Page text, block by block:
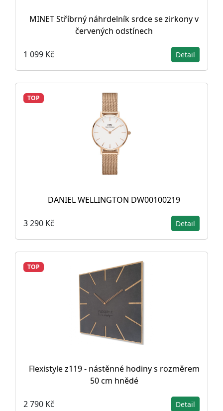
MINET Stříbrný náhrdelník srdce se zirkony v
červených odstínech
1 099 Kč Detail
TOP
DANIEL WELLINGTON DW00100219
3 290 Kč Detail
TOP
Flexistyle z119 - nástěnné hodiny s rozměrem
50 cm hnědé
2 790 Kč Detail